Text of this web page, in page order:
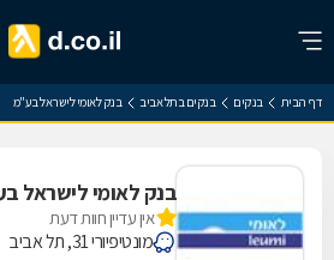
דף הבית בנקים בנקים בתל אביב בנק לאומי לישראל בע"מ
בנק לאומי לישראל
אין עדיין חוות דעת
מונטיפיורי 31, תל אביב